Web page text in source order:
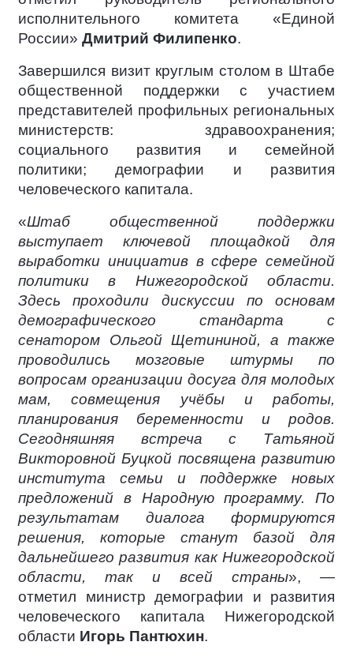
исполнительного комитета «Единой
России» Дмитрий Филипенко.
Завершился визит круглым столом в Штабе
общественной поддержки с участием
представителей профильных региональных
министерств: здравоохранения;
социального развития и семейной
политики; демографии и развития
человеческого капитала.
«Штаб общественной поддержки
выступает ключевой площадкой для
выработки инициатив в сфере семейной
политики в Нижегородской области.
Здесь проходили дискуссии по основам
демографического стандарта с
сенатором Ольгой Щетининой, а также
проводились мозговые штурмы по
вопросам организации досуга для молодых
мам, совмещения учёбы и работы,
планирования беременности и родов.
Сегодняшняя встреча с Татьяной
Викторовной Буцкой посвящена развитию
института семьи и поддержке новых
предложений в Народную программу. По
результатам диалога формируются
решения, которые станут базой для
дальнейшего развития как Нижегородской
области, так и всей страны», —
отметил министр демографии и развития
человеческого капитала Нижегородской
области Игорь Пантюхин.